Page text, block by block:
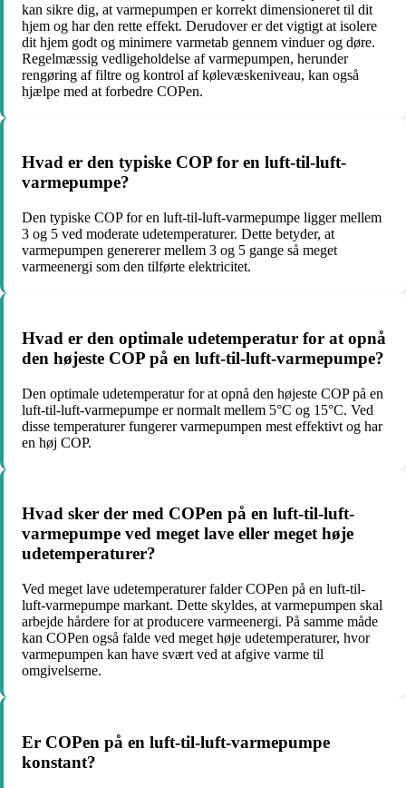
kan sikre dig, at varmepumpen er korrekt dimensioneret til dit
hjem og har den rette effekt. Derudover er det vigtigt at isolere
dit hjem godt og minimere varmetab gennem vinduer og døre.
Regelmæssig vedligeholdelse af varmepumpen, herunder
rengøring af filtre og kontrol af kølevæskeniveau, kan også
hjælpe med at forbedre COPen.
Hvad er den typiske COP for en luft-til-luft-
varmepumpe?
Den typiske COP for en luft-til-luft-varmepumpe ligger mellem
3 og 5 ved moderate udetemperaturer. Dette betyder, at
varmepumpen genererer mellem 3 og 5 gange så meget
varmeenergi som den tilførte elektricitet.
Hvad er den optimale udetemperatur for at opnå
den højeste COP på en luft-til-luft-varmepumpe?
Den optimale udetemperatur for at opnå den højeste COP på en
luft-til-luft-varmepumpe er normalt mellem 5°C og 15°C. Ved
disse temperaturer fungerer varmepumpen mest effektivt og har
en høj COP.
Hvad sker der med COPen på en luft-til-luft-
varmepumpe ved meget lave eller meget høje
udetemperaturer?
Ved meget lave udetemperaturer falder COPen på en luft-til-
luft-varmepumpe markant. Dette skyldes, at varmepumpen skal
arbejde hårdere for at producere varmeenergi. På samme måde
kan COPen også falde ved meget høje udetemperaturer, hvor
varmepumpen kan have svært ved at afgive varme til
omgivelserne.
Er COPen på en luft-til-luft-varmepumpe
konstant?